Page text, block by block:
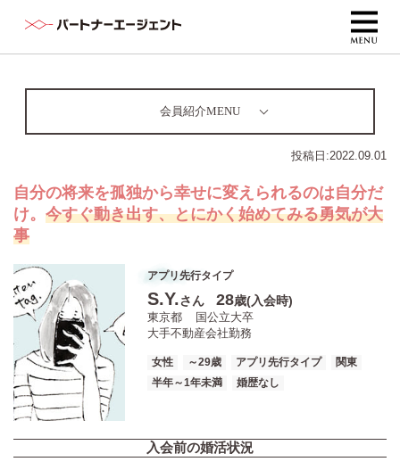
会員紹介MENU
投稿日:2022.09.01
自分の将来を孤独から幸せに変えられるのは自分だ
け。 今すぐ動き出す、とにかく始めてみる勇気が大
事
アプリ先行タイプ
S.Y.さん 28歳(入会時)
東京都
国公立大卒
大手不動産会社勤務
女性 ～29歳 アプリ先行タイプ
関東
半年～1年未満
婚歴なし
入会前の婚活状況